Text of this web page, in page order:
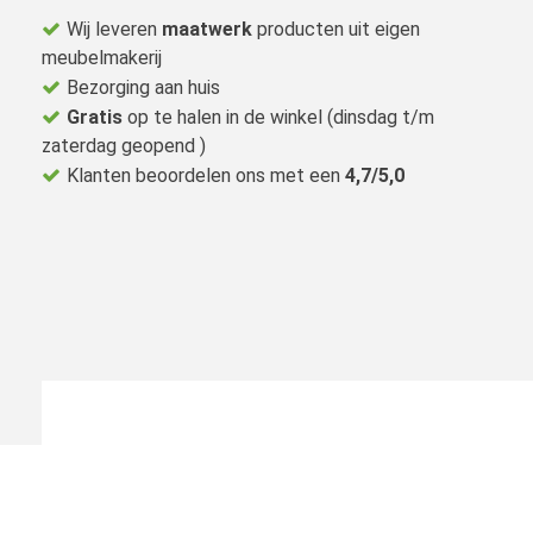
Wij leveren maatwerk producten uit eigen
meubelmakerij
Bezorging aan huis
Gratis op te halen in de winkel (dinsdag t/m
zaterdag geopend )
Klanten beoordelen ons met een 4,7/5,0